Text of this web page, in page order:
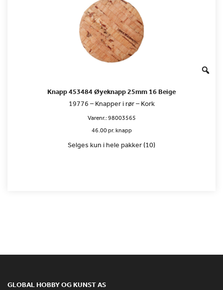
Knapp 453484 Øyeknapp 25mm 16 Beige
19776 – Knapper i rør – Kork
Varenr.:98003565
46.00 pr. knapp
Selges kun i hele pakker (10)
GLOBAL HOBBY OG KUNST AS